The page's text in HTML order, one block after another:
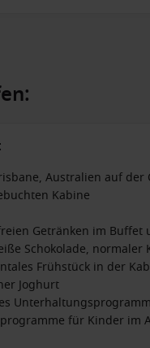
Australien auf der
Kabine
Getränken im Buffet
Schokolade,
Frühstück in der
Joghurt
Unterhaltungsprogramm
für Kinder im